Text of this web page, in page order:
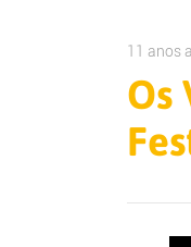
11 anos
Os